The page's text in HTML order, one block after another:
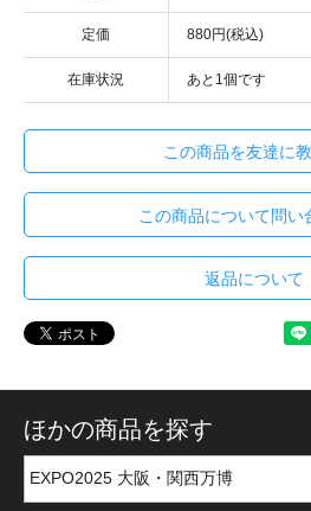
定価 880円(税込)
在庫状況 あと1個です
この商品を友達に
この商品について問い
返品について
ほかの商品を探す